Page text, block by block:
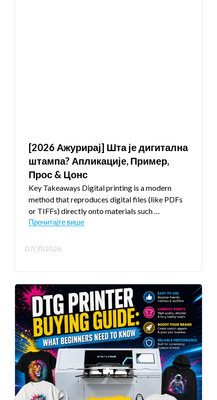
[2026 Ажурирај] Шта је дигитална
штампа? Апликације, Пример,
Прос & Цонс
Key Takeaways Digital printing is a modern
method that reproduces digital files (like PDFs
or TIFFs)directly onto materials such…
Прочитајте више
07/31/2026